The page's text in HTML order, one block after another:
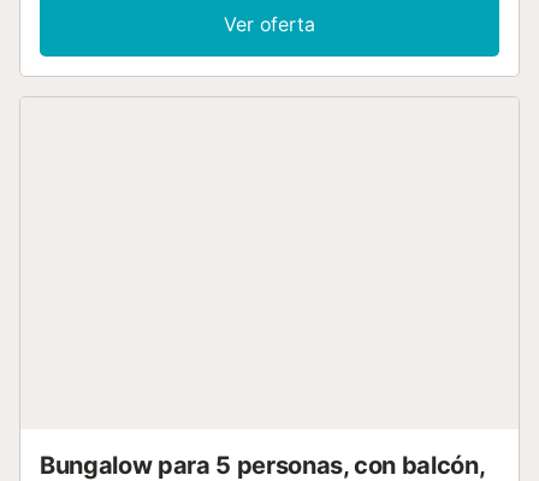
videollamadas), aire acondicionado, una lavadora, así
como una smart TV con servicios de streaming. La casa de
vacaciones dispone de zona exterior privada con patio,
Ver oferta
Bungalow para 5 personas, con balcón,